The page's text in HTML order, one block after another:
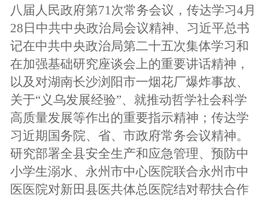
八届人民政府第71次常务会议，传达学习4月
28日中共中央政治局会议精神、习近平总书
记在中共中央政治局第二十五次集体学习和
在加强基础研究座谈会上的重要讲话精神，
以及对湖南长沙浏阳市一烟花厂爆炸事故、
关于“义乌发展经验”、就推动哲学社会科学
高质量发展等作出的重要指示精神；传达学
习近期国务院、省、市政府常务会议精神。
研究部署全县安全生产和应急管理、预防中
小学生溺水、永州市中心医院联合永州市中
医医院对新田县医共体总医院结对帮扶合作